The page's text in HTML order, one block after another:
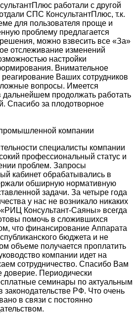
работали с другой
СПС КонсультантПлюс, т.к.
для пользователя проще и
проблему предлагается
можно взвесить все «За»
отслеживание изменений
настройки
Внимательное
Ваших сотрудников
вопросы. Имеется
продолжать работать
Спасибо за плодотворное
компании
специалисты компании
профессиональный статус и
проблем. Запросы
кабинет обрабатывались в
обширную нормативную
задачи. За четыре года
у нас не возникало никаких
Консультант-Саяны» всегда
помочь в сложившихся
что финансирование Аппарата
бюджета и не
объеме получается проплатить
компании идет на
сотрудничество. Спасибо Вам
доверие. Периодически
семинары по актуальным
РФ. Что очень
в связи с постоянно